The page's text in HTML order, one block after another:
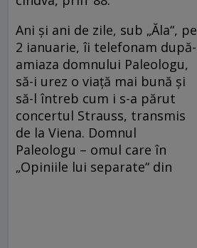
Ani şi ani de zile, sub „Ăla“, pe
2 ianuarie, îi telefonam după-
amiaza domnului Paleologu,
să-i urez o viaţă mai bună şi
să-l întreb cum i s-a părut
concertul Strauss, transmis
de la Viena. Domnul
Paleologu – omul care în
„Opiniile lui separate“ din